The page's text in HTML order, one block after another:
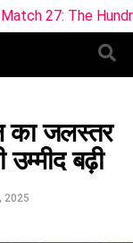
Hundred Women
का जलस्तर
उम्मीद बढ़ी
2025